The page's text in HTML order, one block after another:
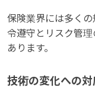
保険業界には多く
令遵守とリスク管
あります。
技術の変化への対